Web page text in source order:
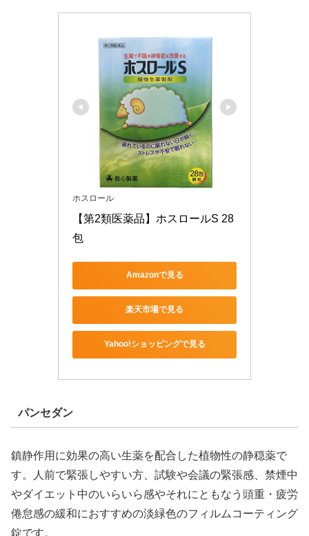
ホスロール
【第2類医薬品】ホスロールS 28
包
Amazonで見る
楽天市場で見る
Yahoo!ショッピングで見る
パンセダン
鎮静作用に効果の高い生薬を配合した植物性の静穏薬で
す。人前で緊張しやすい方、試験や会議の緊張感、禁煙中
やダイエット中のいらいら感やそれにともなう頭重・疲労
倦怠感の緩和におすすめの淡緑色のフィルムコーティング
錠です。